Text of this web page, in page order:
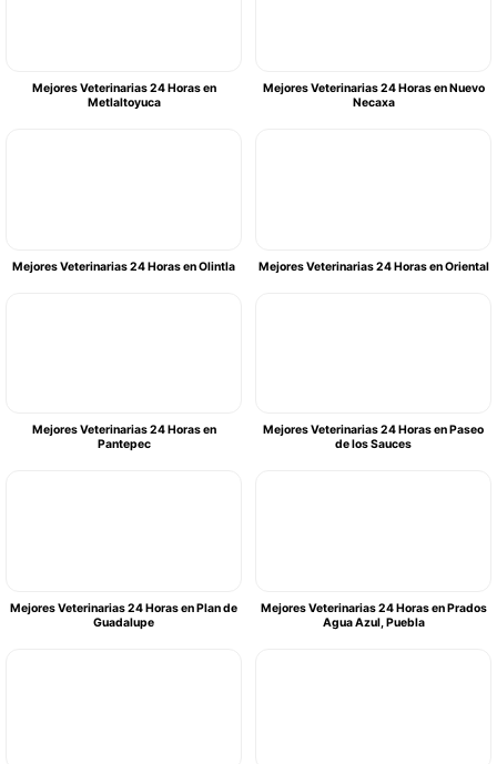
Mejores Veterinarias 24 Horas en
Metlaltoyuca
Mejores Veterinarias 24 Horas en Nuevo
Necaxa
Mejores Veterinarias 24 Horas en Olintla Mejores Veterinarias 24 Horas en Oriental
Mejores Veterinarias 24 Horas en
Pantepec
Mejores Veterinarias 24 Horas en Paseo
de los Sauces
Mejores Veterinarias 24 Horas en Plan de
Guadalupe
Mejores Veterinarias 24 Horas en Prados
Agua Azul, Puebla